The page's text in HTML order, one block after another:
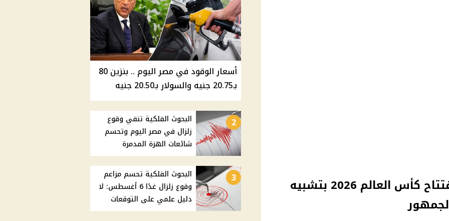
محمد هنيدي يسخر من افتتاح كأس العالم 2026 بتشبيه
أسعار الوقود في مصر اليوم .. بنزين 80
بـ20.75 جنيه والسولار بـ20.50 جنيه
2
البحوث الفلكية تنفي وقوع
زلزال في مصر اليوم وتحسم
شائعات الهزة المدمرة
3
البحوث الفلكية تحسم مزاعم
وقوع زلزال غدًا 6 أغسطس: لا
دليل علمي على التوقعات